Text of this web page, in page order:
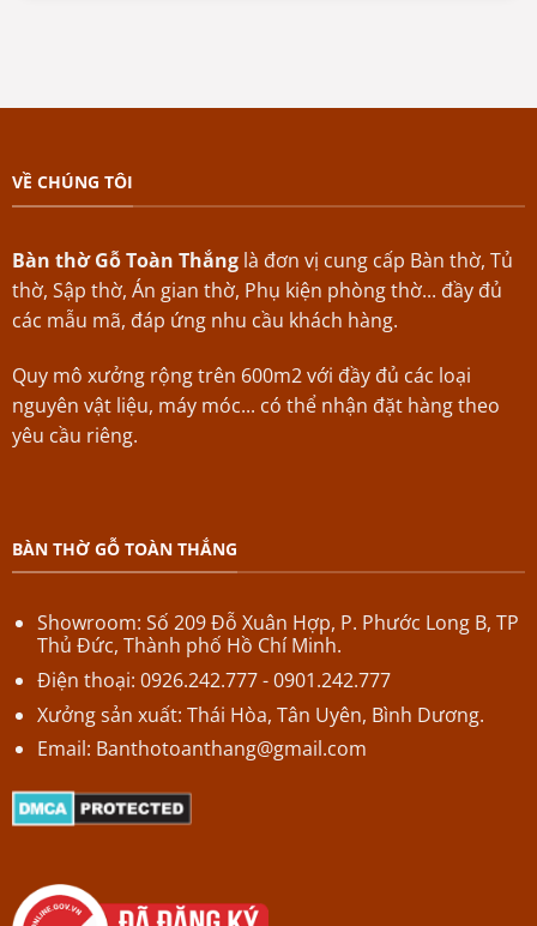
VỀ CHÚNG TÔI
Bàn thờ Gỗ Toàn Thắnglà đơn vị cung cấp Bàn thờ, Tủ
thờ, Sập thờ, Án gian thờ, Phụ kiện phòng thờ... đầy đủ
các mẫu mã, đáp ứng nhu cầu khách hàng.
Quy mô xưởng rộng trên 600m2 với đầy đủ các loại
nguyên vật liệu, máy móc... có thể nhận đặt hàng theo
yêu cầu riêng.
BÀN THỜ GỖ TOÀN THẮNG
Showroom: Số 209 Đỗ Xuân Hợp, P. Phước Long B, TP
Thủ Đức, Thành phố Hồ Chí Minh.
Điện thoại: 0926.242.777 - 0901.242.777
Xưởng sản xuất: Thái Hòa, Tân Uyên, Bình Dương.
Email: Banthotoanthang@gmail.com